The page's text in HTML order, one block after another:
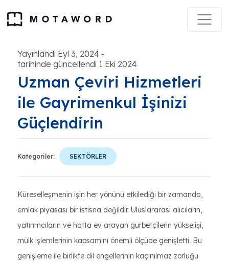
Yayınlandı Eyl 3, 2024 -
tarihinde güncellendi 1 Eki 2024
Uzman Çeviri Hizmetleri
ile Gayrimenkul İşinizi
Güçlendirin
Kategoriler: SEKTÖRLER
Küreselleşmenin işin her yönünü etkilediği bir zamanda,
emlak piyasası bir istisna değildir. Uluslararası alıcıların,
yatırımcıların ve hatta ev arayan gurbetçilerin yükselişi,
mülk işlemlerinin kapsamını önemli ölçüde genişletti. Bu
genişleme ile birlikte dil engellerinin kaçınılmaz zorluğu